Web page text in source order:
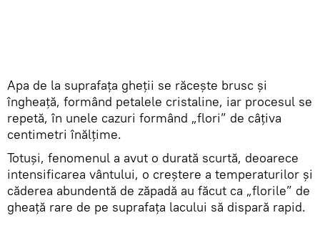
Apa de la suprafaţa gheții se răcește brusc și
îngheață, formând petalele cristaline, iar procesul se
repetă, în unele cazuri formând „flori” de câţiva
centimetri înălțime.
Totuşi, fenomenul a avut o durată scurtă, deoarece
intensificarea vântului, o creștere a temperaturilor și
căderea abundentă de zăpadă au făcut ca „florile” de
gheaţă rare de pe suprafaţa lacului să dispară rapid.